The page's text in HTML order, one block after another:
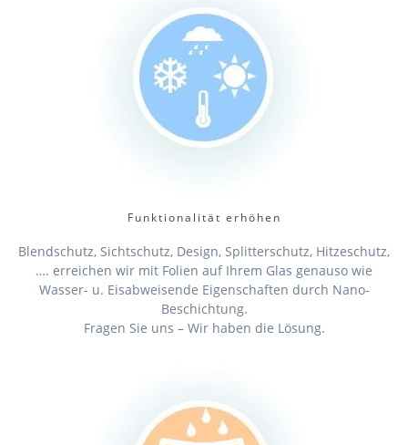
Funktionalität erhöhen
Blendschutz, Sichtschutz, Design, Splitterschutz, Hitzeschutz,
…. erreichen wir mit Folien auf Ihrem Glas genauso wie
Wasser- u. Eisabweisende Eigenschaften durch Nano-
Beschichtung.
Fragen Sie uns – Wir haben die Lösung.